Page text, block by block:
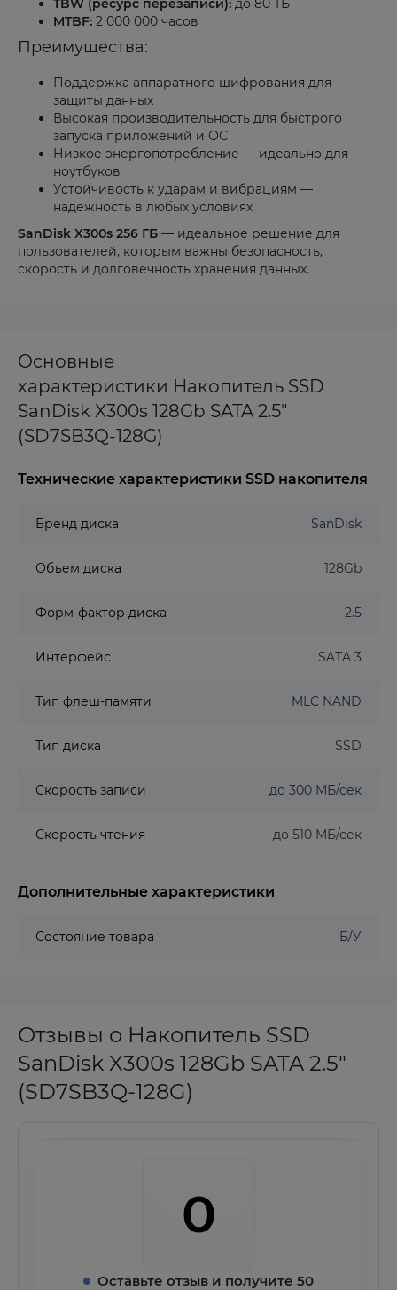
TBW (ресурс перезаписи): до 80 ТБ
MTBF: 2 000 000 часов
Преимущества:
Поддержка аппаратного шифрования для
защиты данных
Высокая производительность для быстрого
запуска приложений и ОС
Низкое энергопотребление — идеально для
ноутбуков
Устойчивость к ударам и вибрациям —
надежность в любых условиях
SanDisk X300s 256 ГБ — идеальное решение для
пользователей, которым важны безопасность,
скорость и долговечность хранения данных.
Основные
характеристики Накопитель SSD
SanDisk X300s 128Gb SATA 2.5"
(SD7SB3Q-128G)
Технические характеристики SSD накопителя
Бренд диска SanDisk
Объем диска 128Gb
Форм-фактор диска 2.5
Интерфейс SATA 3
Тип флеш-памяти MLC NAND
Тип диска SSD
Скорость записи до 300 МБ/сек
Скорость чтения до 510 МБ/сек
Дополнительные характеристики
Состояние товара Б/У
Отзывы о Накопитель SSD
SanDisk X300s 128Gb SATA 2.5"
(SD7SB3Q-128G)
0
Оставьте отзыв и получите 50